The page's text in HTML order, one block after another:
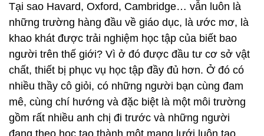
Tại sao Havard, Oxford, Cambridge… vẫn luôn là
những trường hàng đầu về giáo dục, là ước mơ, là
khao khát được trải nghiệm học tập của biết bao
người trên thế giới? Vì ở đó được đầu tư cơ sở vật
chất, thiết bị phục vụ học tập đầy đủ hơn. Ở đó có
nhiều thầy cô giỏi, có những người bạn cùng đam
mê, cùng chí hướng và đặc biệt là một môi trường
gồm rất nhiều anh chị đi trước và những người